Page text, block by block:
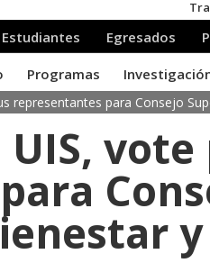
representantes para Consejo
vote